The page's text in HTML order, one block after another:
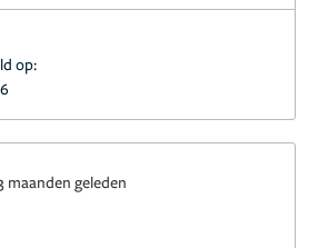
op:
maanden geleden